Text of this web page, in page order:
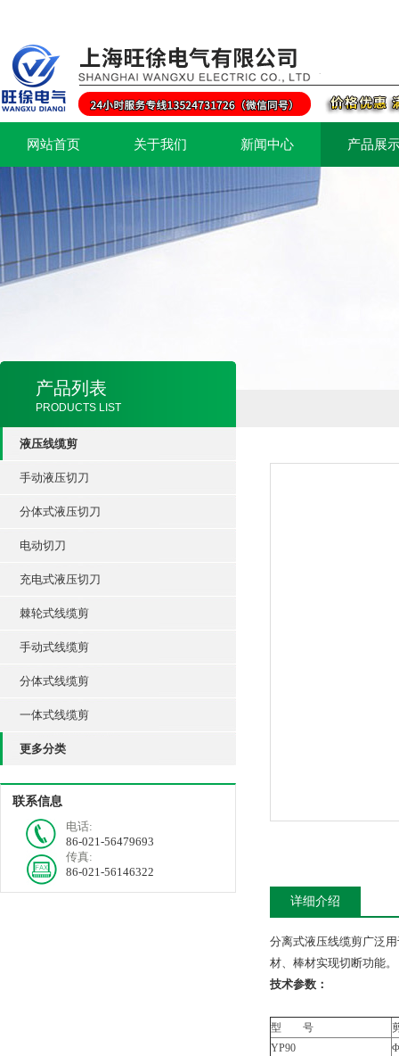
网站首页 关于我们 新闻中心 产品展
产品列表
PRODUCTS LIST
液压线缆剪
手动液压切刀
分体式液压切刀
电动切刀
充电式液压切刀
棘轮式线缆剪
手动式线缆剪
分体式线缆剪
一体式线缆剪
更多分类
联系信息
电话:
86-021-56479693
传真:
86-021-56146322
详细介绍
分离式液压线缆剪广泛
材、棒材实现切断功能。
技术参数：
型 号
YP90